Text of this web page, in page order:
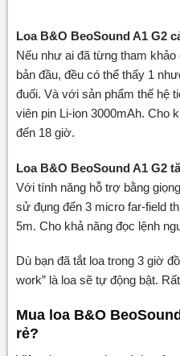
Loa B&O BeoSound A1 G2
Nếu như ai đã từng tham
bản đầu, đều có thể thấy 1
đuối. Và với sản phẩm thế hệ
viên pin Li-ion 3000mAh. Cho
đến 18 giờ.
Loa B&O BeoSound A1 G2
Với tính năng hỗ trợ bằng
sử đụng đến 3 micro far-field
5m. Cho khả năng đọc lệnh
Dù bạn đã tắt loa trong 3 giờ
work” là loa sẽ tự động bật.
Mua loa B&O
rẻ?